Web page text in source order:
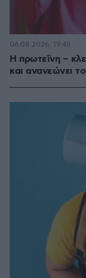
Η πρωτεΐνη –
και ανανεώνει
06.08.2026, 19:48